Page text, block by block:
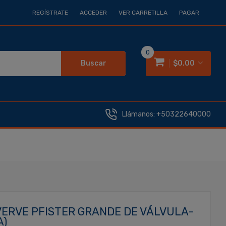
REGÍSTRATE ACCEDER VER CARRETILLA PAGAR
Buscar $0.00
0
Llámanos: +50322640000
PFISTER GRANDE DE VÁLVULA-